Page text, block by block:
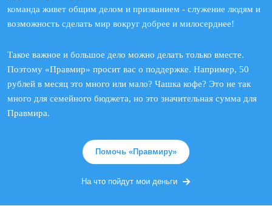
команда живет общим делом и призванием - служение людям и
возможность сделать мир вокруг добрее и милосерднее!
Такое важное и большое дело можно делать только вместе.
Поэтому «Правмир» просит вас о поддержке. Например, 50
рублей в месяц это много или мало? Чашка кофе? Это не так
много для семейного бюджета, но это значительная сумма для
Правмира.
Помочь «Правмиру»
На что пойдут мои деньги